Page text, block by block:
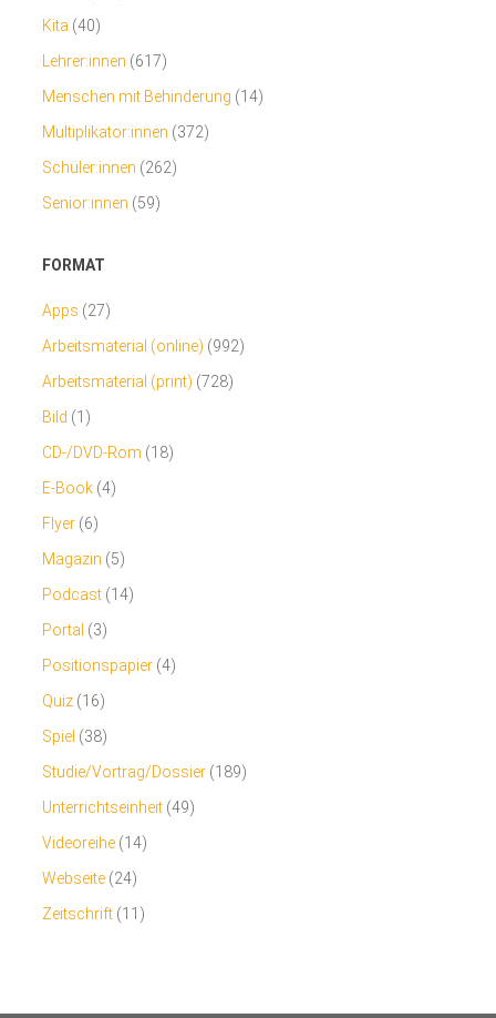
Kita (40)
Lehrer:innen (617)
Menschen mit Behinderung (14)
Multiplikator:innen (372)
Schüler:innen (262)
Senior:innen (59)
FORMAT
Apps (27)
Arbeitsmaterial (online) (992)
Arbeitsmaterial (print) (728)
Bild (1)
CD-/DVD-Rom (18)
E-Book (4)
Flyer (6)
Magazin (5)
Podcast (14)
Portal (3)
Positionspapier (4)
Quiz (16)
Spiel (38)
Studie/Vortrag/Dossier (189)
Unterrichtseinheit (49)
Videoreihe (14)
Webseite (24)
Zeitschrift (11)